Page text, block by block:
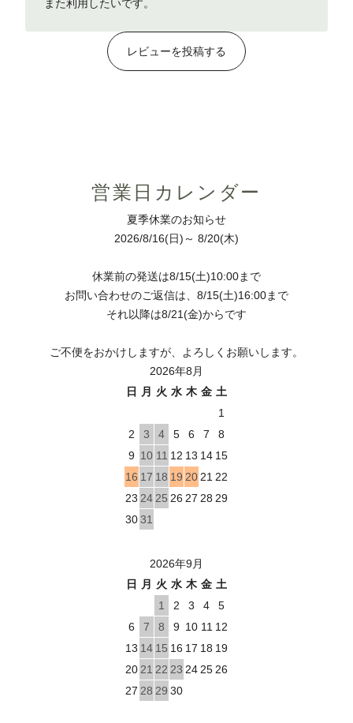
また利用したいです。
レビューを投稿する
営業日カレンダー
夏季休業のお知らせ
2026/8/16(日)～ 8/20(木)
休業前の発送は8/15(土)10:00まで
お問い合わせのご返信は、8/15(土)16:00まで
それ以降は8/21(金)からです
ご不便をおかけしますが、よろしくお願いします。
2026年8月
日
月 火 水 木 金 土
1
2
3 4 5 6 7
8
9 10 11 12 13 14 15
16 17 18 19 20 21 22
23 24 25 26 27 28 29
3031
2026年9月
日
月 火 水 木 金 土
1
2 3 4
5
6
7 8 9 10 11 12
13 14 15 16 17 18 19
20 21 22 23 24 25 26
27 28 29 30